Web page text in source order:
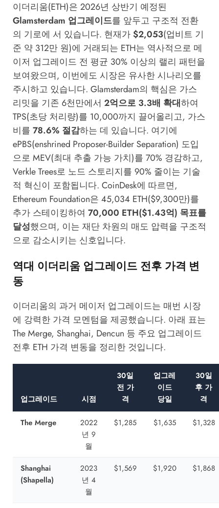
이더리움(ETH)은 2026년 상반기 예정된
Glamsterdam 업그레이드를 앞두고 구조적 전환
의 기로에 서 있습니다. 현재가 $2,053(업비트 기
준 약 312만 원)에 거래되는 ETH는 역사적으로 메
이저 업그레이드 전 평균 30% 이상의 랠리 패턴을
보여왔으며, 이번에도 시장은 유사한 시나리오를
주시하고 있습니다. Glamsterdam의 핵심은 가스
리밋을 기존 6천만에서 2억으로 3.3배 확대하여
TPS(초당 처리량)를 10,000까지 끌어올리고, 가스
비를 78.6% 절감하는 데 있습니다. 여기에
ePBS(enshrined Proposer-Builder Separation) 도입
으로 MEV(최대 추출 가능 가치)를 70% 경감하고,
Verkle Trees로 노드 스토리지를 90% 줄이는 기술
적 혁신이 포함됩니다. CoinDesk에 따르면,
Ethereum Foundation은 45,034 ETH($9,300만)를
추가 스테이킹하여 70,000 ETH($1.43억) 목표를
달성했으며, 이는 재단 차원의 매도 압력을 구조적
으로 감소시키는 신호입니다.
역대 이더리움 업그레이드 전후 가격 변
동
이더리움의 과거 메이저 업그레이드는 매번 시장
에 강력한 가격 모멘텀을 제공했습니다. 아래 표는
The Merge, Shanghai, Dencun 등 주요 업그레이드
전후 ETH 가격 변동을 정리한 것입니다.
업그레이드 시점
30일
전 가
격
업그레
이드
당일
30일
후 가
격
The Merge
2022
년 9
월
$1,285 $1,635 $1,328
Shanghai
(Shapella)
2023
년 4
월
$1,569 $1,920 $1,868